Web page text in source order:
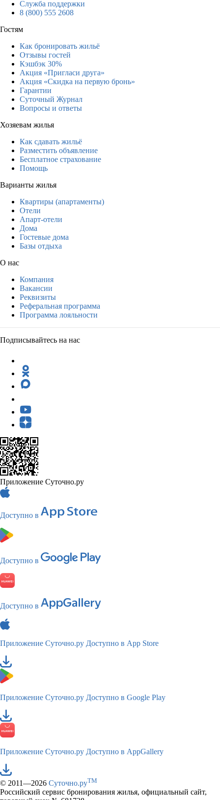
Служба поддержки
8 (800) 555 2608
Гостям
Как бронировать жильё
Отзывы гостей
Кэшбэк 30%
Акция «Пригласи друга»
Акция «Скидка на первую бронь»
Гарантии
Суточный Журнал
Вопросы и ответы
Хозяевам жилья
Как сдавать жильё
Разместить объявление
Бесплатное страхование
Помощь
Варианты жилья
Квартиры (апартаменты)
Отели
Апарт-отели
Дома
Гостевые дома
Базы отдыха
О нас
Компания
Вакансии
Реквизиты
Реферальная программа
Программа лояльности
Подписывайтесь на нас
Приложение Суточно.ру
Доступно в
Доступно в
Доступно в
Приложение Суточно.ру Доступно в App Store
Приложение Суточно.ру Доступно в Google Play
Приложение Суточно.ру Доступно в AppGallery
© 2011—2026 Суточно.руTM
Российский сервис бронирования жилья, официальный сайт,